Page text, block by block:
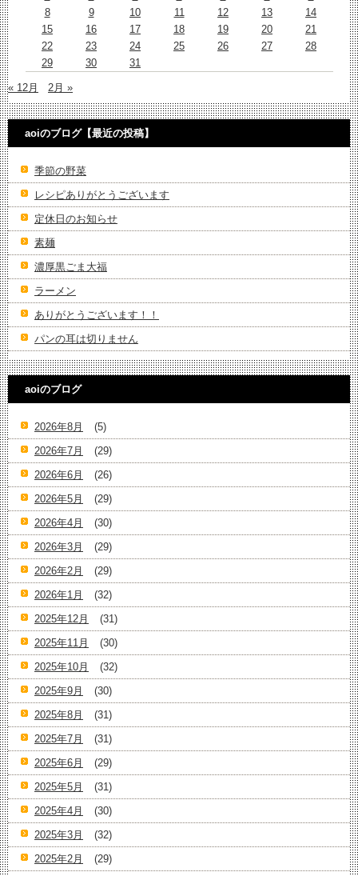
8
9 10 11 12 13
14
15
16 17 18 19 20
21
22
23 24 25 26 27
28
29
30 31
« 12月 2月 »
aoiのブログ【最近の投稿】
季節の野菜
レシピありがとうございます
定休日のお知らせ
素麺
濃厚黒ごま大福
ラーメン
ありがとうございます！！
パンの耳は切りません
aoiのブログ
2026年8月
(5)
2026年7月
(29)
2026年6月
(26)
2026年5月
(29)
2026年4月
(30)
2026年3月
(29)
2026年2月
(29)
2026年1月
(32)
2025年12月
(31)
2025年11月
(30)
2025年10月
(32)
2025年9月
(30)
2025年8月
(31)
2025年7月
(31)
2025年6月
(29)
2025年5月
(31)
2025年4月
(30)
2025年3月
(32)
2025年2月
(29)